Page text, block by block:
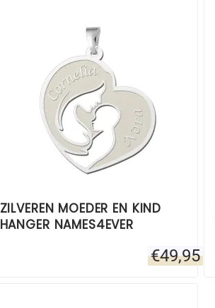
ZILVEREN MOEDER EN KIND
HANGER NAMES4EVER
€49,95